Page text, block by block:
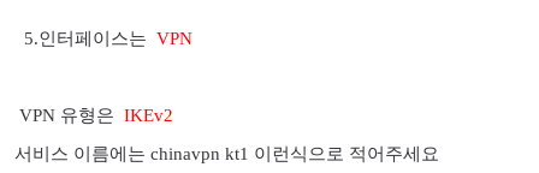
5.인터페이스는 VPN
VPN 유형은 IKEv2
서비스 이름에는 chinavpn kt1 이런식으로 적어주세요